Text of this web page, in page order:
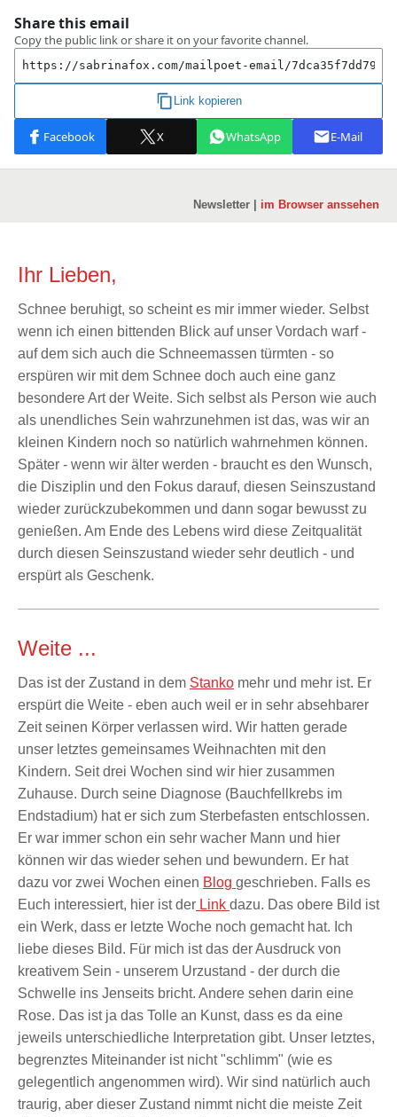
Newsletter | im Browser anssehen
Ihr Lieben,
Schnee beruhigt, so scheint es mir immer wieder. Selbst
wenn ich einen bittenden Blick auf unser Vordach warf -
auf dem sich auch die Schneemassen türmten - so
erspüren wir mit dem Schnee doch auch eine ganz
besondere Art der Weite. Sich selbst als Person wie auch
als unendliches Sein wahrzunehmen ist das, was wir an
kleinen Kindern noch so natürlich wahrnehmen können.
Später - wenn wir älter werden - braucht es den Wunsch,
die Disziplin und den Fokus darauf, diesen Seinszustand
wieder zurückzubekommen und dann sogar bewusst zu
genießen. Am Ende des Lebens wird diese Zeitqualität
durch diesen Seinszustand wieder sehr deutlich - und
erspürt als Geschenk.
Weite ...
Das ist der Zustand in dem Stanko mehr und mehr ist. Er
erspürt die Weite - eben auch weil er in sehr absehbarer
Zeit seinen Körper verlassen wird. Wir hatten gerade
unser letztes gemeinsames Weihnachten mit den
Kindern. Seit drei Wochen sind wir hier zusammen
Zuhause. Durch seine Diagnose (Bauchfellkrebs im
Endstadium) hat er sich zum Sterbefasten entschlossen.
Er war immer schon ein sehr wacher Mann und hier
können wir das wieder sehen und bewundern. Er hat
dazu vor zwei Wochen einen Blog geschrieben. Falls es
Euch interessiert, hier ist der Link dazu. Das obere Bild ist
ein Werk, dass er letzte Woche noch gemacht hat. Ich
liebe dieses Bild. Für mich ist das der Ausdruck von
kreativem Sein - unserem Urzustand - der durch die
Schwelle ins Jenseits bricht. Andere sehen darin eine
Rose. Das ist ja das Tolle an Kunst, dass es da eine
jeweils unterschiedliche Interpretation gibt. Unser letztes,
begrenztes Miteinander ist nicht "schlimm" (wie es
gelegentlich angenommen wird). Wir sind natürlich auch
traurig, aber dieser Zustand nimmt nicht die meiste Zeit